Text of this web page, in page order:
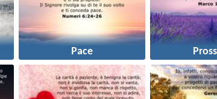
Pace